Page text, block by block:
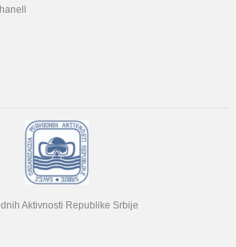
Aktivnosti Republike Srbije